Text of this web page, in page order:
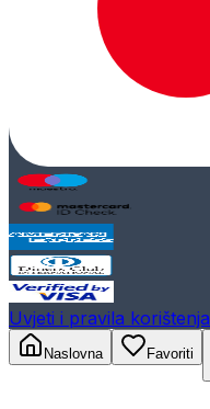
Uvjeti i pravila korištenja
Naslovna
Favoriti